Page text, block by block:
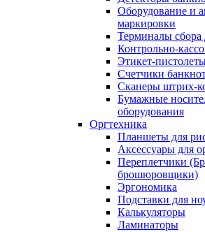
Оборудование и
маркировки
Терминалы
Контрольно-
Этикет-
Счетчики
Сканеры штрих-
Бумажные
оборудования
Оргтехника
Планшеты для
Аксессуары для
Переплетчики
брошюровщики)
Эргономика
Подставки для
Калькуляторы
Ламинаторы